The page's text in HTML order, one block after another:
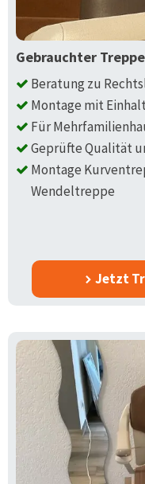
Gebrauchter
Beratung zu
Montage mit
Für
Geprüfte Qualität
Montage
Wendeltreppe
Jetzt